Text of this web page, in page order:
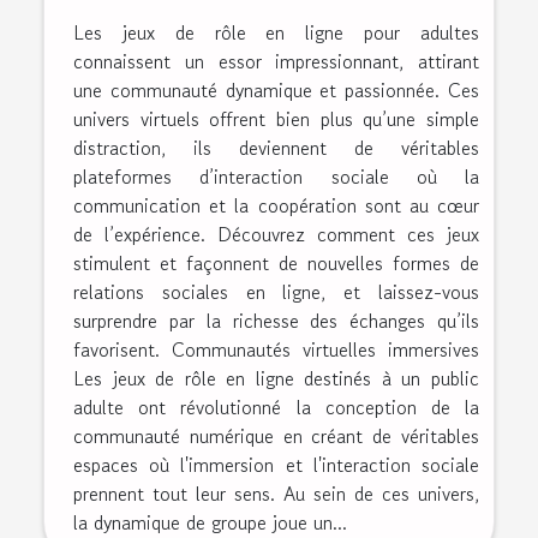
Les jeux de rôle en ligne pour adultes
connaissent un essor impressionnant, attirant
une communauté dynamique et passionnée. Ces
univers virtuels offrent bien plus qu’une simple
distraction, ils deviennent de véritables
plateformes d’interaction sociale où la
communication et la coopération sont au cœur
de l’expérience. Découvrez comment ces jeux
stimulent et façonnent de nouvelles formes de
relations sociales en ligne, et laissez-vous
surprendre par la richesse des échanges qu’ils
favorisent. Communautés virtuelles immersives
Les jeux de rôle en ligne destinés à un public
adulte ont révolutionné la conception de la
communauté numérique en créant de véritables
espaces où l'immersion et l'interaction sociale
prennent tout leur sens. Au sein de ces univers,
la dynamique de groupe joue un...